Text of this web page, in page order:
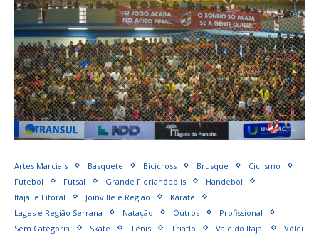
Artes Marciais Basquete Bicicross Brusque
Ciclismo
Futebol
Futsal Grande Florianópolis
Handebol
Itajaí e Litoral
Joinville e Região
Karatê
Lages e Região Serrana
Natação Outros
Profissional
Sem Categoria
Skate Tênis Triatlo Vale do Itajaí Vôlei